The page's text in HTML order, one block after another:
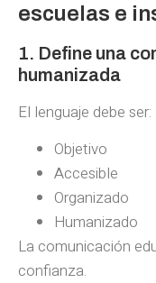
escuelas e
1. Define una
humanizada
El lenguaje debe ser:
Objetivo
Accesible
Organizado
Humanizado
La comunicación
confianza.